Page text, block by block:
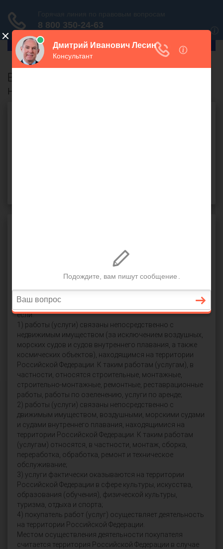
ГлавПрав
Воспользуйтесь поиском, чтобы
найти ответ:
Статья 148
Место реализации работ (услуг)
1. В целях настоящей главы местом реализации работ
(услуг) признается территория Российской Федерации,
если:
1) работы (услуги) связаны непосредственно с
недвижимым имуществом (за исключением воздушных,
морских судов и судов внутреннего плавания, а также
космических объектов), находящимся на территории
Российской Федерации. К таким работам (услугам), в
частности, относятся строительные, монтажные,
строительно-монтажные, ремонтные, реставрационные
работы, работы по озеленению, услуги по аренде;
2) работы (услуги) связаны непосредственно с
движимым имуществом, воздушными, морскими судами
и судами внутреннего плавания, находящимися на
территории Российской Федерации. К таким работам
(услугам) относятся, в частности, монтаж, сборка,
переработка, обработка, ремонт и техническое
обслуживание;
3) услуги фактически оказываются на территории
Российской Федерации в сфере культуры, искусства,
образования (обучения), физической культуры,
туризма, отдыха и спорта;
4) покупатель работ (услуг) осуществляет деятельность
на территории Российской Федерации.
Местом осуществления деятельности покупателя
считается территория Российской Федерации в случае